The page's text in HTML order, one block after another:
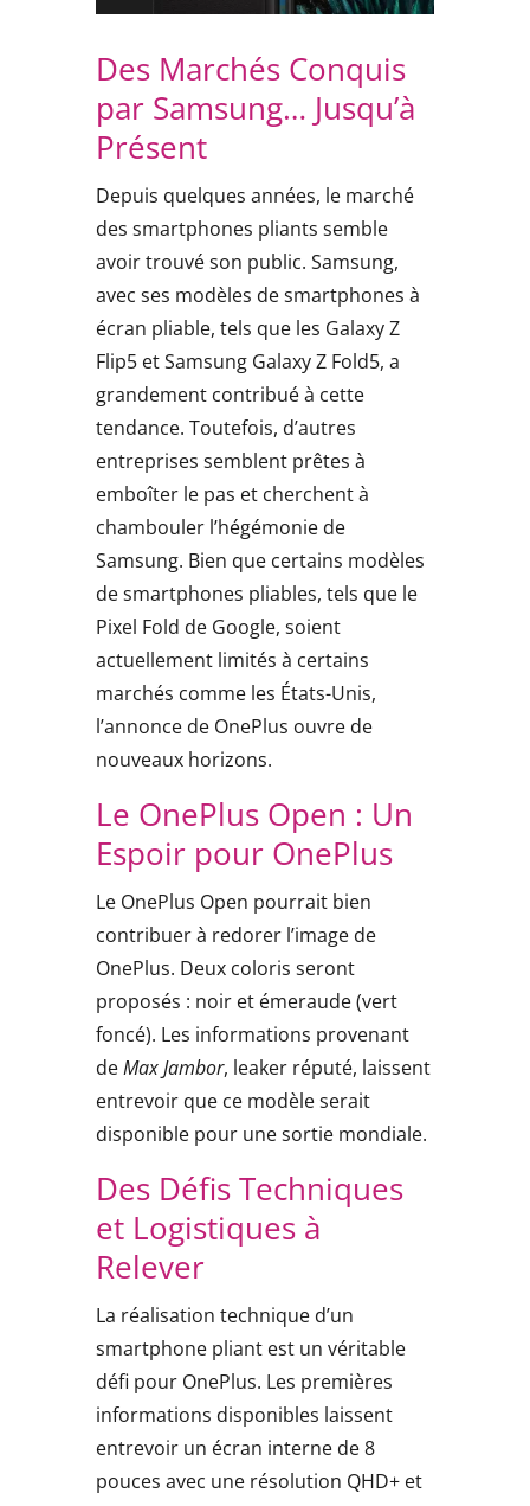
Des Marchés Conquis
par Samsung… Jusqu’à
Présent
Depuis quelques années, le marché
des smartphones pliants semble
avoir trouvé son public. Samsung,
avec ses modèles de smartphones à
écran pliable, tels que les Galaxy Z
Flip5 et Samsung Galaxy Z Fold5, a
grandement contribué à cette
tendance. Toutefois, d’autres
entreprises semblent prêtes à
emboîter le pas et cherchent à
chambouler l’hégémonie de
Samsung. Bien que certains modèles
de smartphones pliables, tels que le
Pixel Fold de Google, soient
actuellement limités à certains
marchés comme les États-Unis,
l’annonce de OnePlus ouvre de
nouveaux horizons.
Le OnePlus Open : Un
Espoir pour OnePlus
Le OnePlus Open pourrait bien
contribuer à redorer l’image de
OnePlus. Deux coloris seront
proposés : noir et émeraude (vert
foncé). Les informations provenant
deMax Jambor, leaker réputé, laissent
entrevoir que ce modèle serait
disponible pour une sortie mondiale.
Des Défis Techniques
et Logistiques à
Relever
La réalisation technique d’un
smartphone pliant est un véritable
défi pour OnePlus. Les premières
informations disponibles laissent
entrevoir un écran interne de 8
pouces avec une résolution QHD+ et